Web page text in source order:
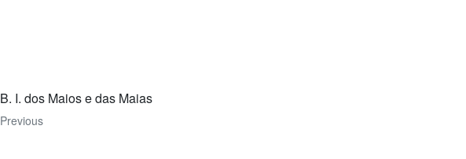
B. I. dos Maios e das Maias
Previous